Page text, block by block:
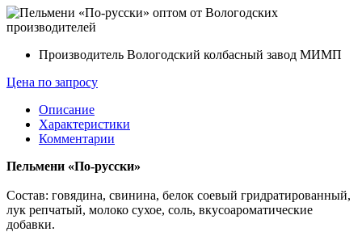
Производитель Вологодский колбасный завод МИМП
Цена по запросу
Описание
Характеристики
Комментарии
Пельмени «По-русски»
Состав: говядина, свинина, белок соевый гридратированный,
лук репчатый, молоко сухое, соль, вкусоароматические
добавки.